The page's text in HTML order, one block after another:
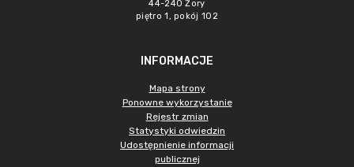
44-240 Żory
piętro 1, pokój 102
INFORMACJE
Mapa strony
Ponowne wykorzystanie
Rejestr zmian
Statystyki odwiedzin
Udostępnienie informacji
publicznej